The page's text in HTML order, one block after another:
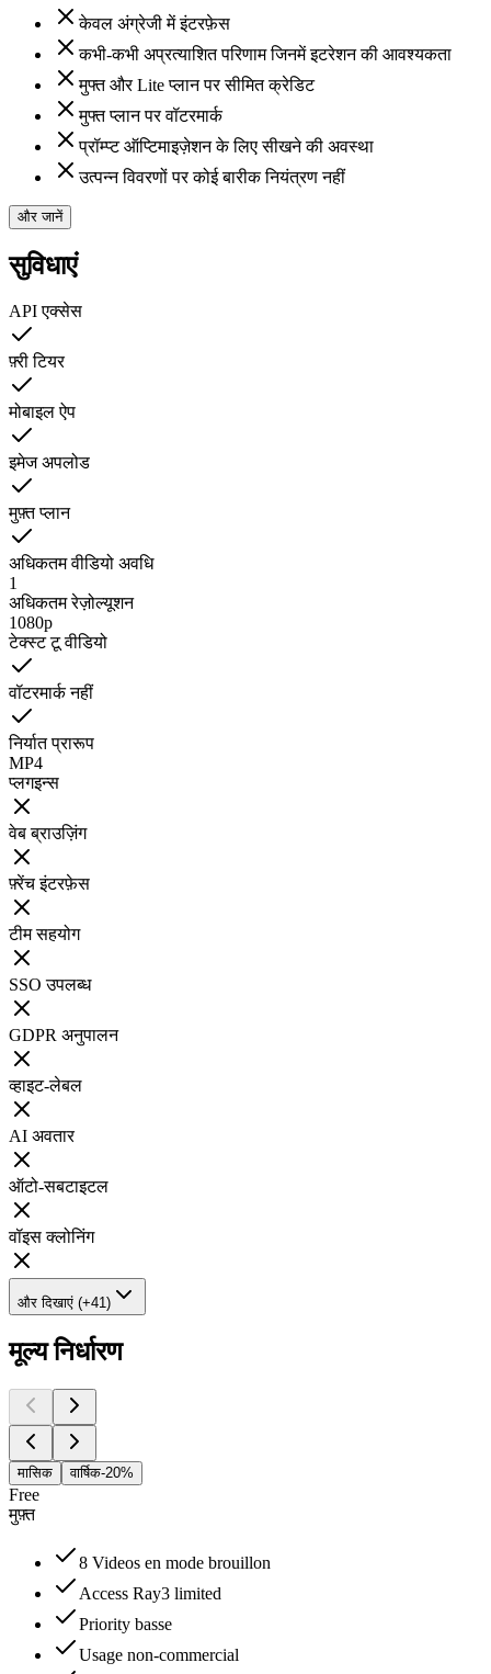
केवल अंग्रेजी में इंटरफ़ेस
कभी-कभी अप्रत्याशित परिणाम जिनमें इटरेशन की आवश्यकता
मुफ्त और Lite प्लान पर सीमित क्रेडिट
मुफ्त प्लान पर वॉटरमार्क
प्रॉम्प्ट ऑप्टिमाइज़ेशन के लिए सीखने की अवस्था
उत्पन्न विवरणों पर कोई बारीक नियंत्रण नहीं
और जानें
सुविधाएं
API एक्सेस
फ़्री टियर
मोबाइल ऐप
इमेज अपलोड
मुफ़्त प्लान
अधिकतम वीडियो अवधि
1
अधिकतम रेज़ोल्यूशन
1080p
टेक्स्ट टू वीडियो
वॉटरमार्क नहीं
निर्यात प्रारूप
MP4
प्लगइन्स
वेब ब्राउज़िंग
फ़्रेंच इंटरफ़ेस
टीम सहयोग
SSO उपलब्ध
GDPR अनुपालन
व्हाइट-लेबल
AI अवतार
ऑटो-सबटाइटल
वॉइस क्लोनिंग
और दिखाएं (+41)
मूल्य निर्धारण
मासिक वार्षिक-20%
Free
मुफ़्त
8 Videos en mode brouillon
Access Ray3 limited
Priority basse
Usage non-commercial